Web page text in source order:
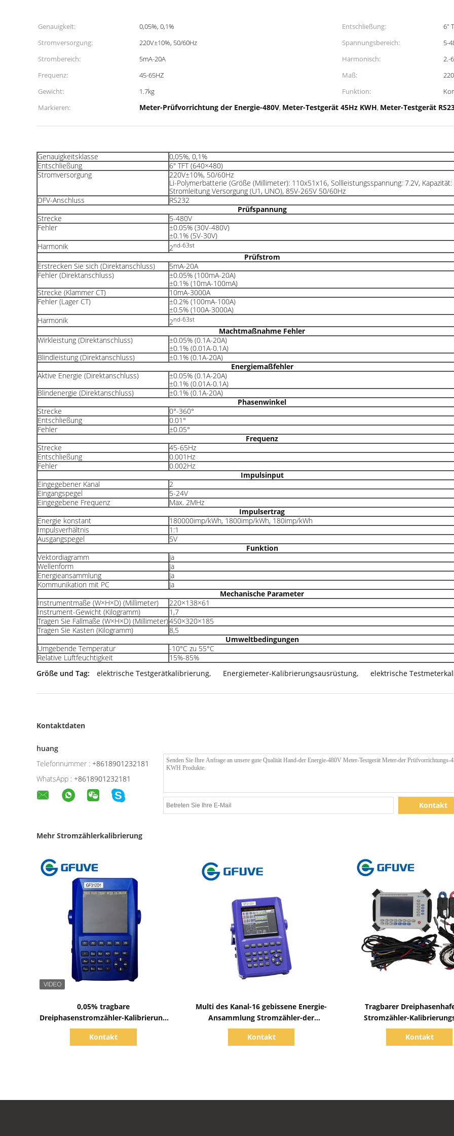
Genauigkeit: 0,05%, 0,1% Entschließung:
6"
Stromversorgung:
220V±10%, 50/60Hz Spannungsbereich:
5-
Strombereich:
5mA-20A Harmonisch:
2.-
Frequenz:
45-65HZ Maß:
Gewicht:
1.7kg Funktion:
Markieren:
Meter-Prüfvorrichtung der Energie-480V, Meter-Testgerät 45Hz KWH, Meter-Testgerät
Genauigkeitsklasse
0,05%, 0,1%
Entschließung
6" TFT (640×480)
Stromversorgung
220V±10%, 50/60Hz
Li-Polymerbatterie (Größe (Millimeter): 110x51x16, Sollleistungsspannung: 7.2V,
Stromleitung Versorgung (U1, UNO), 85V-265V 50/60Hz
DFV-Anschluss
RS232
Prüfspannung
Strecke
5-480V
Fehler
±0.05% (30V-480V)
±0.1% (5V-30V)
Harmonik
2nd-63st
Prüfstrom
Erstrecken Sie sich (Direktanschluss)
5mA-20A
Fehler (Direktanschluss)
±0.05% (100mA-20A)
±0.1% (10mA-100mA)
Strecke (Klammer CT)
10mA-3000A
Fehler (Lager CT)
±0.2% (100mA-100A)
±0.5% (100A-3000A)
Harmonik
2nd-63st
Machtmaßnahme Fehler
Wirkleistung (Direktanschluss)
±0.05% (0.1A-20A)
±0.1% (0.01A-0.1A)
Blindleistung (Direktanschluss)
±0.1% (0.1A-20A)
Energiemaßfehler
Aktive Energie (Direktanschluss)
±0.05% (0.1A-20A)
±0.1% (0.01A-0.1A)
Blindenergie (Direktanschluss)
±0.1% (0.1A-20A)
Phasenwinkel
Strecke
0°-360°
Entschließung
0.01°
Fehler
±0.05°
Frequenz
Strecke
45-65Hz
Entschließung
0.001Hz
Fehler
0.002Hz
Impulsinput
Eingegebener Kanal
2
Eingangspegel
5-24V
Eingegebene Frequenz
Max. 2MHz
Impulsertrag
Energie konstant
180000imp/kWh, 1800imp/kWh, 180imp/kWh
Impulsverhältnis
1:1
Ausgangspegel
5V
Funktion
Vektordiagramm
Ja
Wellenform
Ja
Energieansammlung
Ja
Kommunikation mit PC
Ja
Mechanische Parameter
Instrumentmaße (W×H×D) (Millimeter)
220×138×61
Instrument-Gewicht (Kilogramm)
1,7
Tragen Sie Fallmaße (W×H×D) (Millimeter)450×320×185
Tragen Sie Kasten (Kilogramm)
8,5
Umweltbedingungen
Umgebende Temperatur
-10°C zu 55°C
Relative Luftfeuchtigkeit
15%-85%
Größe und Tag:
elektrische Testgerätkalibrierung, Energiemeter-Kalibrierungsausrüstung, elektrische
Kontaktdaten
huang
Telefonnummer : +8618901232181
WhatsApp : +8618901232181
Kontakt
Mehr Stromzählerkalibrierung
0,05% tragbare
Dreiphasenstromzähler-Kalibrierung
der Genauigkeits-576V 120A
Kontakt
Multi des Kanal-16 gebissene Energie-
Ansammlung Stromzähler-der
Kalibrierungs-RS232 20A
Kontakt
Tragbarer
Stromzähler-
RS232
Kontakt